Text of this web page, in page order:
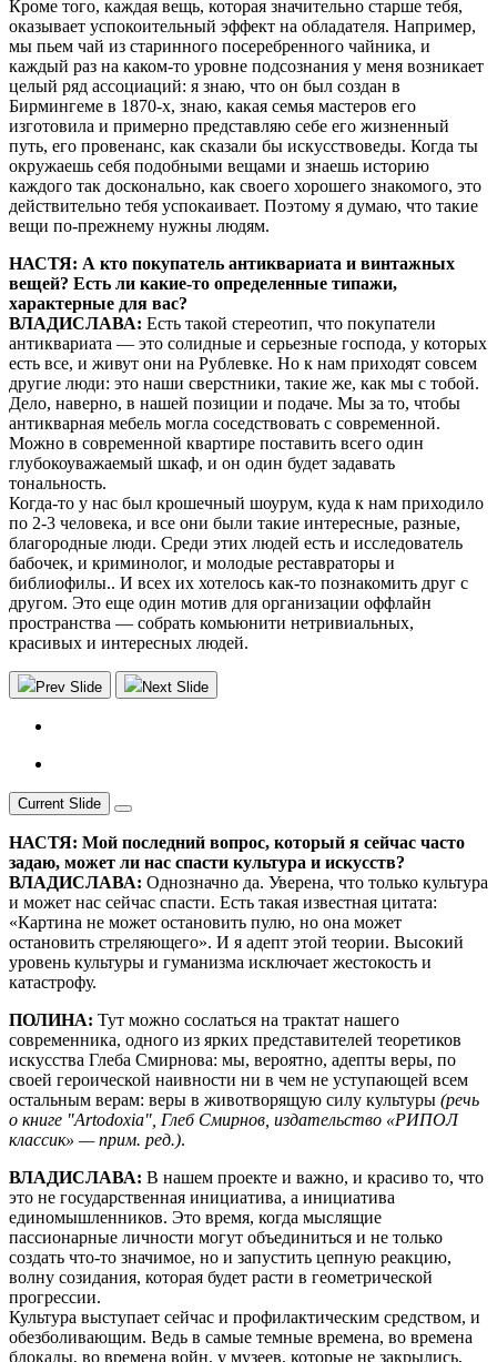
Кроме того, каждая вещь, которая значительно старше тебя,
оказывает успокоительный эффект на обладателя. Например,
мы пьем чай из старинного посеребренного чайника, и
каждый раз на каком-то уровне подсознания у меня возникает
целый ряд ассоциаций: я знаю, что он был создан в
Бирмингеме в 1870-х, знаю, какая семья мастеров его
изготовила и примерно представляю себе его жизненный
путь, его провенанс, как сказали бы искусствоведы. Когда ты
окружаешь себя подобными вещами и знаешь историю
каждого так досконально, как своего хорошего знакомого, это
действительно тебя успокаивает. Поэтому я думаю, что такие
вещи по-прежнему нужны людям.
НАСТЯ: А кто покупатель антиквариата и винтажных
вещей? Есть ли какие-то определенные типажи,
характерные для вас?
ВЛАДИСЛАВА: Есть такой стереотип, что покупатели
антиквариата — это солидные и серьезные господа, у которых
есть все, и живут они на Рублевке. Но к нам приходят совсем
другие люди: это наши сверстники, такие же, как мы с тобой.
Дело, наверно, в нашей позиции и подаче. Мы за то, чтобы
антикварная мебель могла соседствовать с современной.
Можно в современной квартире поставить всего один
глубокоуважаемый шкаф, и он один будет задавать
тональность.
Когда-то у нас был крошечный шоурум, куда к нам приходило
по 2-3 человека, и все они были такие интересные, разные,
благородные люди. Среди этих людей есть и исследователь
бабочек, и криминолог, и молодые реставраторы и
библиофилы.. И всех их хотелось как-то познакомить друг с
другом. Это еще один мотив для организации оффлайн
пространства — собрать комьюнити нетривиальных,
красивых и интересных людей.
Prev Slide Next Slide
Current Slide
НАСТЯ: Мой последний вопрос, который я сейчас часто
задаю, может ли нас спасти культура и искусств?
ВЛАДИСЛАВА: Однозначно да. Уверена, что только культура
и может нас сейчас спасти. Есть такая известная цитата:
«Картина не может остановить пулю, но она может
остановить стреляющего». И я адепт этой теории. Высокий
уровень культуры и гуманизма исключает жестокость и
катастрофу.
ПОЛИНА: Тут можно сослаться на трактат нашего
современника, ​​одного из ярких представителей теоретиков
искусства Глеба Смирнова: мы, вероятно, адепты веры, по
своей героической наивности ни в чем не уступающей всем
остальным верам: веры в животворящую силу культуры (речь
о книге "Artodoxia", Глеб Смирнов, издательство «РИПОЛ
классик» — прим. ред.).
ВЛАДИСЛАВА: В нашем проекте и важно, и красиво то, что
это не государственная инициатива, а инициатива
единомышленников. Это время, когда мыслящие
пассионарные личности могут объединиться и не только
создать что-то значимое, но и запустить цепную реакцию,
волну созидания, которая будет расти в геометрической
прогрессии.
Культура выступает сейчас и профилактическим средством, и
обезболивающим. Ведь в самые темные времена, во времена
блокады, во времена войн, у музеев, которые не закрылись,